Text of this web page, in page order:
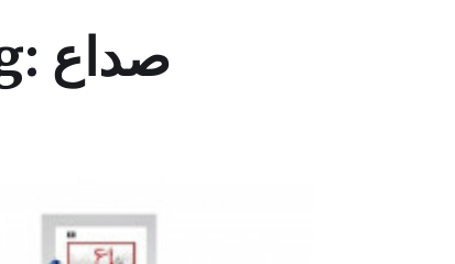
صداع